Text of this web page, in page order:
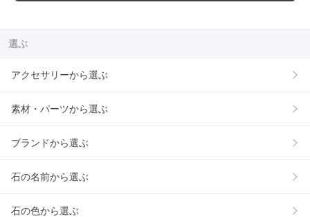
選ぶ
アクセサリーから選ぶ
素材・パーツから選ぶ
ブランドから選ぶ
石の名前から選ぶ
石の色から選ぶ